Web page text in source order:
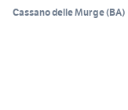
Cassano delle Murge(BA)